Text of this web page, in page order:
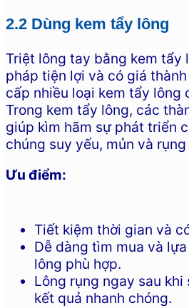
2.2 Dùng kem tẩy lông
Triệt lông tay bằng kem tẩy
pháp tiện lợi và có giá
cấp nhiều loại kem tẩy lông
Trong kem tẩy lông, các
giúp kìm hãm sự phát triển
chúng suy yếu, mủn và
Ưu điểm:
Tiết kiệm thời gian và
Dễ dàng tìm mua và
lông phù hợp.
Lông rụng ngay sau
kết quả nhanh chóng.